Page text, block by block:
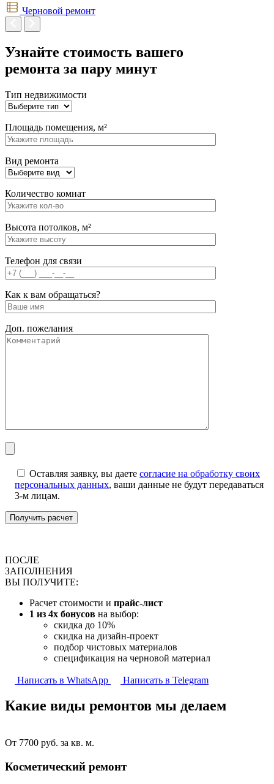
Черновой ремонт
Узнайте стоимость вашего
ремонта за пару минут
Тип недвижимости
Площадь помещения, м²
Вид ремонта
Количество комнат
Высота потолков, м²
Телефон для связи
Как к вам обращаться?
Доп. пожелания
Оставляя заявку, вы даете согласие на обработку своих
персональных данных, ваши данные не будут передаваться
3-м лицам.
ПОСЛЕ
ЗАПОЛНЕНИЯ
ВЫ ПОЛУЧИТЕ:
Расчет стоимости и прайс-лист
1 из 4х бонусов на выбор:
скидка до 10%
скидка на дизайн-проект
подбор чистовых материалов
спецификация на черновой материал
Написать в WhatsApp Написать в Telegram
Какие виды ремонтов мы делаем
От 7700 руб. за кв. м.
Косметический ремонт